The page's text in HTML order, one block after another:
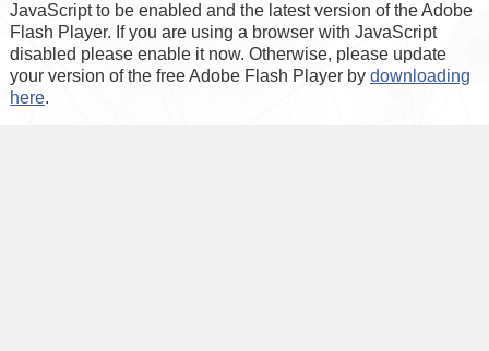
JavaScript to be enabled and the latest version of the Adobe
Flash Player. If you are using a browser with JavaScript
disabled please enable it now. Otherwise, please update
your version of the free Adobe Flash Player by downloading
here.